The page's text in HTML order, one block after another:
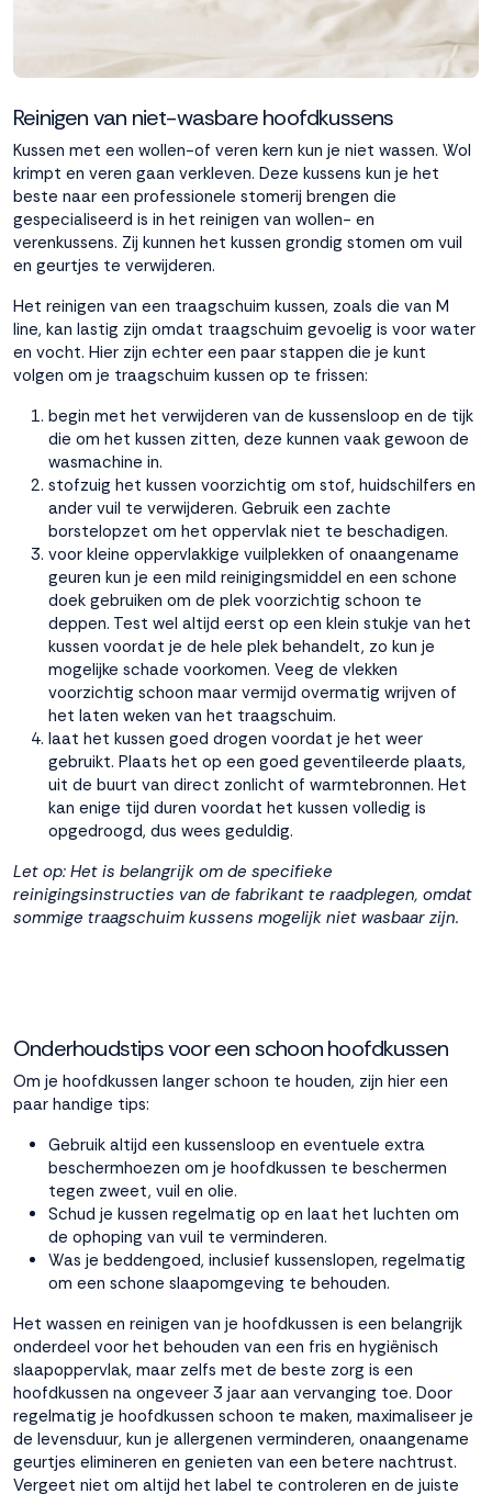
Reinigen van niet-wasbare hoofdkussens
Kussen met een wollen-of veren kern kun je niet wassen. Wol
krimpt en veren gaan verkleven. Deze kussens kun je het
beste naar een professionele stomerij brengen die
gespecialiseerd is in het reinigen van wollen- en
verenkussens. Zij kunnen het kussen grondig stomen om vuil
en geurtjes te verwijderen.
Het reinigen van een traagschuim kussen, zoals die van M
line, kan lastig zijn omdat traagschuim gevoelig is voor water
en vocht. Hier zijn echter een paar stappen die je kunt
volgen om je traagschuim kussen op te frissen:
begin met het verwijderen van de kussensloop en de tijk
die om het kussen zitten, deze kunnen vaak gewoon de
wasmachine in.
stofzuig het kussen voorzichtig om stof, huidschilfers en
ander vuil te verwijderen. Gebruik een zachte
borstelopzet om het oppervlak niet te beschadigen.
voor kleine oppervlakkige vuilplekken of onaangename
geuren kun je een mild reinigingsmiddel en een schone
doek gebruiken om de plek voorzichtig schoon te
deppen. Test wel altijd eerst op een klein stukje van het
kussen voordat je de hele plek behandelt, zo kun je
mogelijke schade voorkomen. Veeg de vlekken
voorzichtig schoon maar vermijd overmatig wrijven of
het laten weken van het traagschuim.
laat het kussen goed drogen voordat je het weer
gebruikt. Plaats het op een goed geventileerde plaats,
uit de buurt van direct zonlicht of warmtebronnen. Het
kan enige tijd duren voordat het kussen volledig is
opgedroogd, dus wees geduldig.
Let op: Het is belangrijk om de specifieke
reinigingsinstructies van de fabrikant te raadplegen, omdat
sommige traagschuim kussens mogelijk niet wasbaar zijn.
Onderhoudstips voor een schoon hoofdkussen
Om je hoofdkussen langer schoon te houden, zijn hier een
paar handige tips:
Gebruik altijd een kussensloop en eventuele extra
beschermhoezen om je hoofdkussen te beschermen
tegen zweet, vuil en olie.
Schud je kussen regelmatig op en laat het luchten om
de ophoping van vuil te verminderen.
Was je beddengoed, inclusief kussenslopen, regelmatig
om een schone slaapomgeving te behouden.
Het wassen en reinigen van je hoofdkussen is een belangrijk
onderdeel voor het behouden van een fris en hygiënisch
slaapoppervlak, maar zelfs met de beste zorg is een
hoofdkussen na ongeveer 3 jaar aan vervanging toe. Door
regelmatig je hoofdkussen schoon te maken, maximaliseer je
de levensduur, kun je allergenen verminderen, onaangename
geurtjes elimineren en genieten van een betere nachtrust.
Vergeet niet om altijd het label te controleren en de juiste